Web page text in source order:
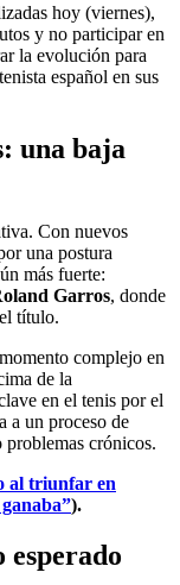
hoy (viernes),
y no participar en
la evolución para
español en sus
una baja
Con nuevos
una postura
más fuerte:
Garros, donde
título.
complejo en
de la
en el tenis por el
a un proceso de
crónicos.
al triunfar en
).
esperado